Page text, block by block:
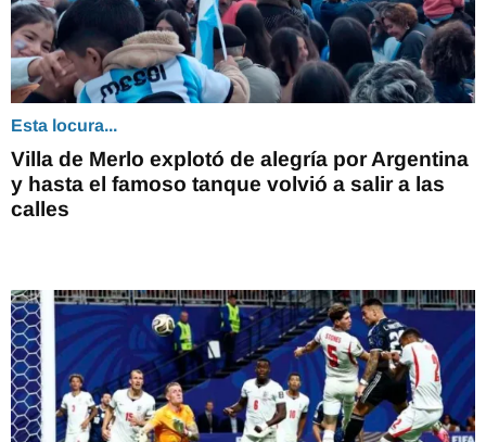
Esta locura...
Villa de Merlo explotó de alegría por Argentina
y hasta el famoso tanque volvió a salir a las
calles